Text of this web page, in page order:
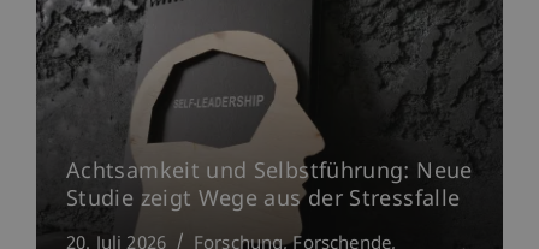
Achtsamkeit und Selbstführung: Neue
Studie zeigt Wege aus der Stressfalle